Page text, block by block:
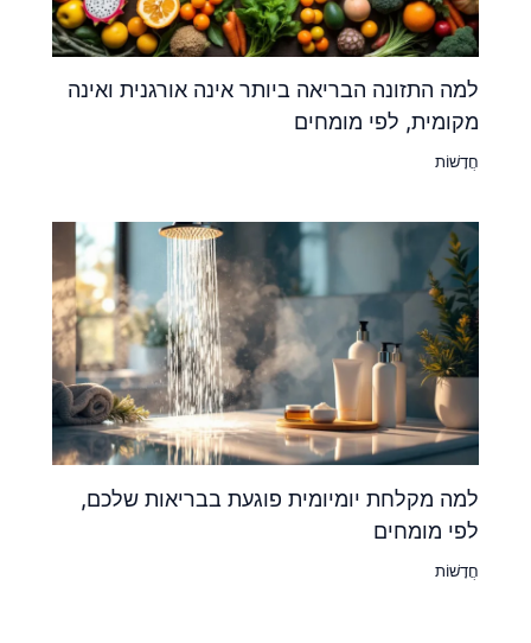
למה התזונה הבריאה ביותר אינה אורגנית ואינה
מקומית, לפי מומחים
חֲדָשׁוֹת
למה מקלחת יומיומית פוגעת בבריאות שלכם,
לפי מומחים
חֲדָשׁוֹת